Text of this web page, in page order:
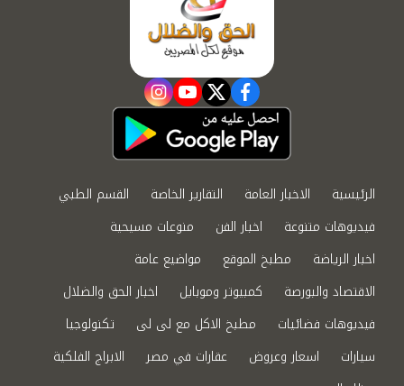
facebook
twitter
youtube
instagram
الرئيسية الاخبار العامة التقارير الخاصة
القسم الطبي
فيديوهات متنوعة
اخبار الفن
منوعات مسيحية
اخبار الرياضة
مطبخ الموقع
مواضيع عامة
الاقتصاد والبورصة
كمبيوتر وموبايل
اخبار الحق والضلال
فيديوهات فضائيات
مطبخ الاكل مع لى لى
تكنولوجيا
سيارات
اسعار وعروض عقارات في مصر
الابراج الفلكية